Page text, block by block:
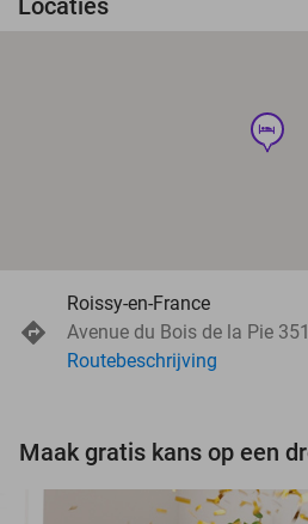
hotel
Roissy-en-France
Avenue du Bois de la Pie 351
Routebeschrijving